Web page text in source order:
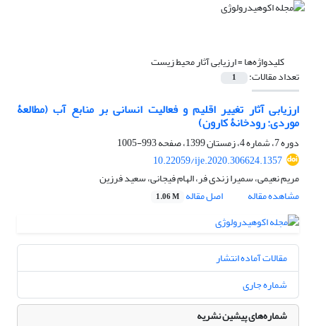
کلیدواژه‌ها =ارزیابی آثار محیط زیست
تعداد مقالات: 1
ارزیابی آثار تغییر اقلیم و فعالیت انسانی بر منابع آب (مطالعۀ
موردی: رودخانۀ کارون)
دوره 7، شماره 4، زمستان 1399، صفحه
993-1005
10.22059/ije.2020.306624.1357
مریم نعیمی، سمیرا زندی فر، الهام فیجانی، سعید فرزین
مشاهده مقاله
اصل مقاله 1.06 M
مقالات آماده انتشار
شماره جاری
شماره‌های پیشین نشریه